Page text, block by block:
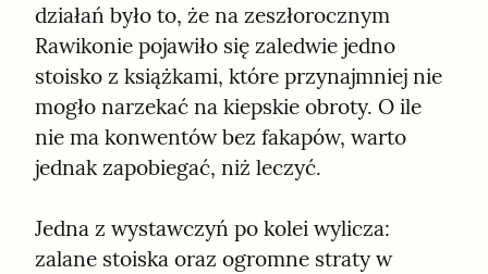
działań było to, że na zeszłorocznym
Rawikonie pojawiło się zaledwie jedno
stoisko z książkami, które przynajmniej nie
mogło narzekać na kiepskie obroty. O ile
nie ma konwentów bez fakapów, warto
jednak zapobiegać, niż leczyć.
Jedna z wystawczyń po kolei wylicza:
zalane stoiska oraz ogromne straty w